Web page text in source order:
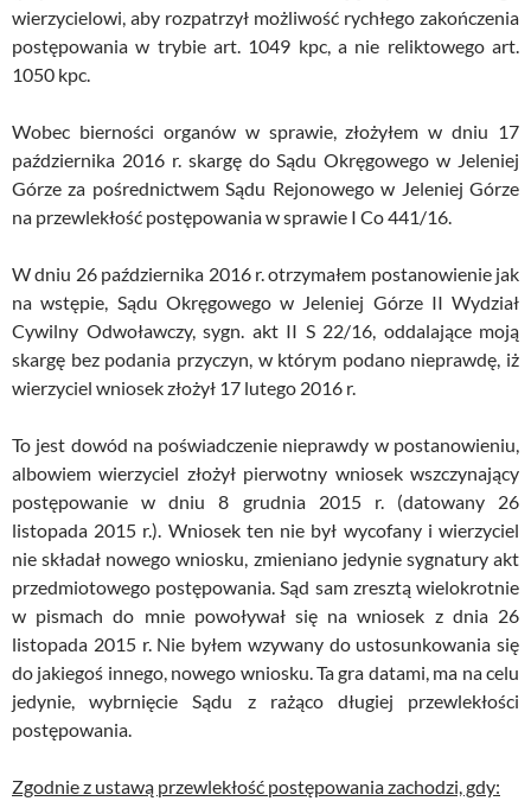
wierzycielowi, aby rozpatrzył możliwość rychłego zakończenia
postępowania w trybie art. 1049 kpc, a nie reliktowego art.
1050 kpc.
Wobec bierności organów w sprawie, złożyłem w dniu 17
października 2016 r. skargę do Sądu Okręgowego w Jeleniej
Górze za pośrednictwem Sądu Rejonowego w Jeleniej Górze
na przewlekłość postępowania w sprawie I Co 441/16.
W dniu 26 października 2016 r. otrzymałem postanowienie jak
na wstępie, Sądu Okręgowego w Jeleniej Górze II Wydział
Cywilny Odwoławczy, sygn. akt II S 22/16, oddalające moją
skargę bez podania przyczyn, w którym podano nieprawdę, iż
wierzyciel wniosek złożył 17 lutego 2016 r.
To jest dowód na poświadczenie nieprawdy w postanowieniu,
albowiem wierzyciel złożył pierwotny wniosek wszczynający
postępowanie w dniu 8 grudnia 2015 r. (datowany 26
listopada 2015 r.). Wniosek ten nie był wycofany i wierzyciel
nie składał nowego wniosku, zmieniano jedynie sygnatury akt
przedmiotowego postępowania. Sąd sam zresztą wielokrotnie
w pismach do mnie powoływał się na wniosek z dnia 26
listopada 2015 r. Nie byłem wzywany do ustosunkowania się
do jakiegoś innego, nowego wniosku. Ta gra datami, ma na celu
jedynie, wybrnięcie Sądu z rażąco długiej przewlekłości
postępowania.
Zgodnie z ustawą przewlekłość postępowania zachodzi, gdy: